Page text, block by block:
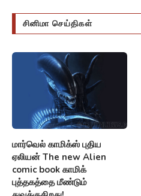
சினிமா செய்திகள்
மார்வெல் காமிக்ஸ் புதிய
ஏலியன் The new Alien
comic book காமிக்
புத்தகத்தை மீண்டும்